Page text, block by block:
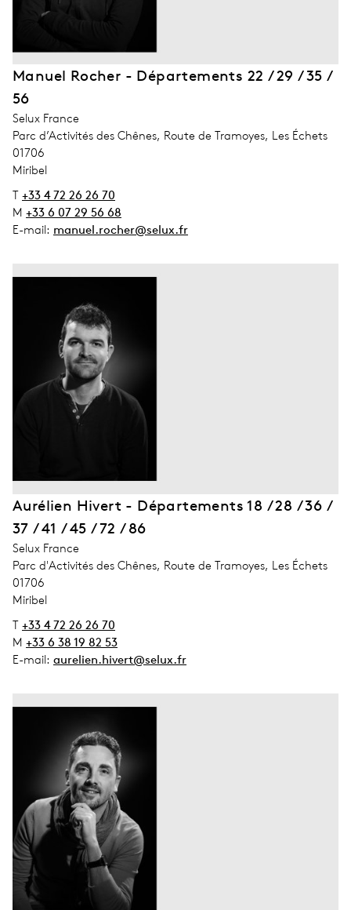
Manuel Rocher - Départements 22 / 29 / 35 /
56
address_company
Selux France
address_street_1
Parc d’Activités des Chênes, Route de Tramoyes, Les Échets
address_zip_code
01706
address_city
Miribel
T +33 4 72 26 26 70
M +33 6 07 29 56 68
E-mail: manuel.rocher@selux.fr
Aurélien Hivert - Départements 18 / 28 / 36 /
37 / 41 / 45 / 72 / 86
address_company
Selux France
address_street_1
Parc d'Activités des Chênes, Route de Tramoyes, Les Échets
address_zip_code
01706
address_city
Miribel
T +33 4 72 26 26 70
M +33 6 38 19 82 53
E-mail: aurelien.hivert@selux.fr